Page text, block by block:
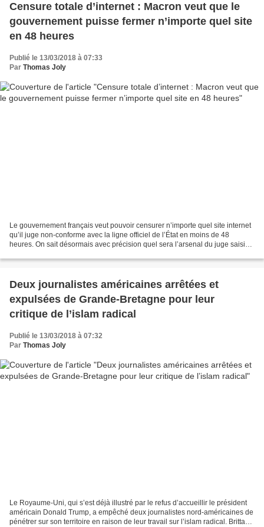
Censure totale d’internet : Macron veut que le
gouvernement puisse fermer n’importe quel site
en 48 heures
Publié le 13/03/2018 à 07:33
Par Thomas Joly
Le gouvernement français veut pouvoir censurer n’importe quel site internet
qu’il juge non-conforme avec la ligne officiel de l’État en moins de 48
heures. On sait désormais avec précision quel sera l’arsenal du juge saisi
Deux journalistes américaines arrêtées et
expulsées de Grande-Bretagne pour leur
critique de l’islam radical
Publié le 13/03/2018 à 07:32
Par Thomas Joly
Le Royaume-Uni, qui s’est déjà illustré par le refus d’accueillir le président
américain Donald Trump, a empêché deux journalistes nord-américaines de
pénétrer sur son territoire en raison de leur travail sur l’islam radical. Brittany